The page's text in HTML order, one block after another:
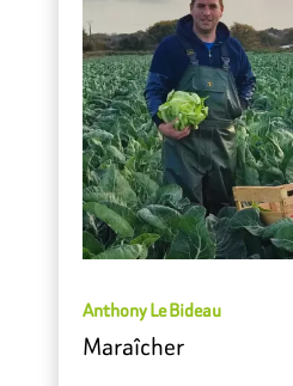
Anthony Le Bideau
Maraîcher